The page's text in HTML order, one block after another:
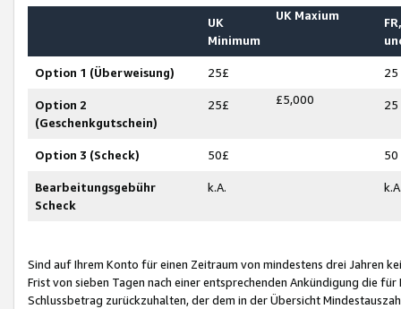
UK
Minimum
UK Maxium
Option 1 (Überweisung) 25£ 25
Option 2
(Geschenkgutschein)
25£ £5,000 25
Option 3 (Scheck) 50£ 50
Bearbeitungsgebühr
Scheck
k.A.
Sind auf Ihrem Konto für einen Zeitraum von mindestens drei Jahren
Frist von sieben Tagen nach einer entsprechenden Ankündigung die
Schlussbetrag zurückzuhalten, der dem in der Übersicht